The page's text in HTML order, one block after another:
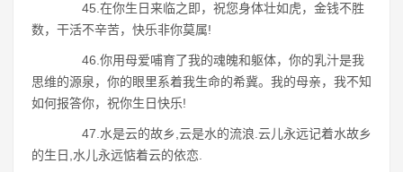
45.在你生日来临之即，祝您身体壮如虎，金钱不胜
数，干活不辛苦，快乐非你莫属!
46.你用母爱哺育了我的魂魄和躯体，你的乳汁是我
思维的源泉，你的眼里系着我生命的希冀。我的母亲，我不知
如何报答你，祝你生日快乐!
47.水是云的故乡,云是水的流浪.云儿永远记着水故乡
的生日,水儿永远惦着云的依恋.